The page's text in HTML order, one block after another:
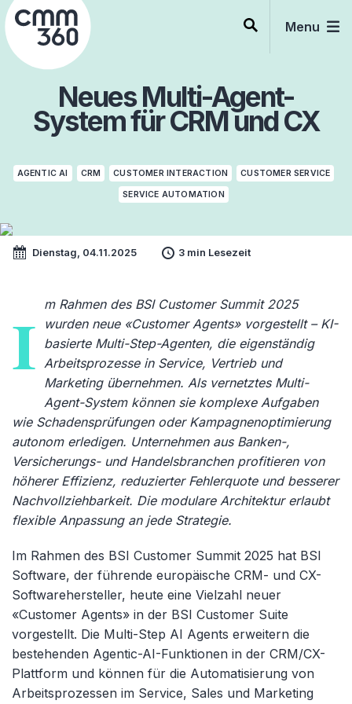
Skip
to
content
Menu
Neues Multi-Agent-
System für CRM und CX
AGENTIC AI CRM CUSTOMER INTERACTION CUSTOMER SERVICE
SERVICE AUTOMATION
Dienstag, 04.11.2025 3 min Lesezeit
I m Rahmen des BSI Customer Summit 2025
wurden neue «Customer Agents» vorgestellt – KI-
basierte Multi-Step-Agenten, die eigenständig
Arbeitsprozesse in Service, Vertrieb und
Marketing übernehmen. Als vernetztes Multi-
Agent-System können sie komplexe Aufgaben
wie Schadensprüfungen oder Kampagnenoptimierung
autonom erledigen. Unternehmen aus Banken-,
Versicherungs- und Handelsbranchen profitieren von
höherer Effizienz, reduzierter Fehlerquote und besserer
Nachvollziehbarkeit. Die modulare Architektur erlaubt
flexible Anpassung an jede Strategie.
Im Rahmen des BSI Customer Summit 2025 hat BSI
Software, der führende europäische CRM- und CX-
Softwarehersteller, heute eine Vielzahl neuer
«Customer Agents» in der BSI Customer Suite
vorgestellt. Die Multi-Step AI Agents erweitern die
bestehenden Agentic-AI-Funktionen in der CRM/CX-
Plattform und können für die Automatisierung von
Arbeitsprozessen im Service, Sales und Marketing